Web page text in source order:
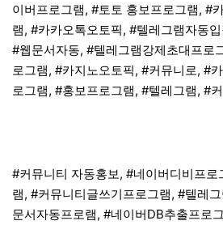
이버프로그램, #토토 홍보프로그램, #
램, #카카오톡오토픽, #텔레그램자동
#웹문서자동, #텔레그램강제초대프로
로그램, #카지노오토픽, #커뮤니로, #
로그램, #홍보프로그램, #텔레그램, #
#커뮤니티 자동홍보, #네이버디비프로
램, #커뮤니티글쓰기프로그램, #텔레
문서자동프로램, #네이버DB추출프로